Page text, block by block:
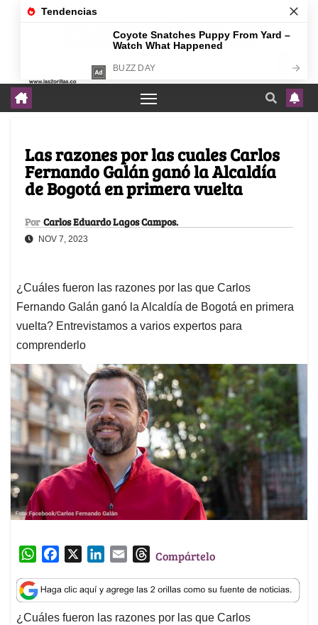
Las razones por las cuales Carlos
Fernando Galán ganó la Alcaldía
de Bogotá en primera vuelta
Por Carlos Eduardo Lagos Campos.
NOV 7, 2023
¿Cuáles fueron las razones por las que Carlos
Fernando Galán ganó la Alcaldía de Bogotá en primera
vuelta? Entrevistamos a varios expertos para
comprenderlo
W
a
t
s
c
e
b
n
k
e
a
i
l
T
r
e
a
Compártelo
¿Cuáles fueron las razones por las que Carlos